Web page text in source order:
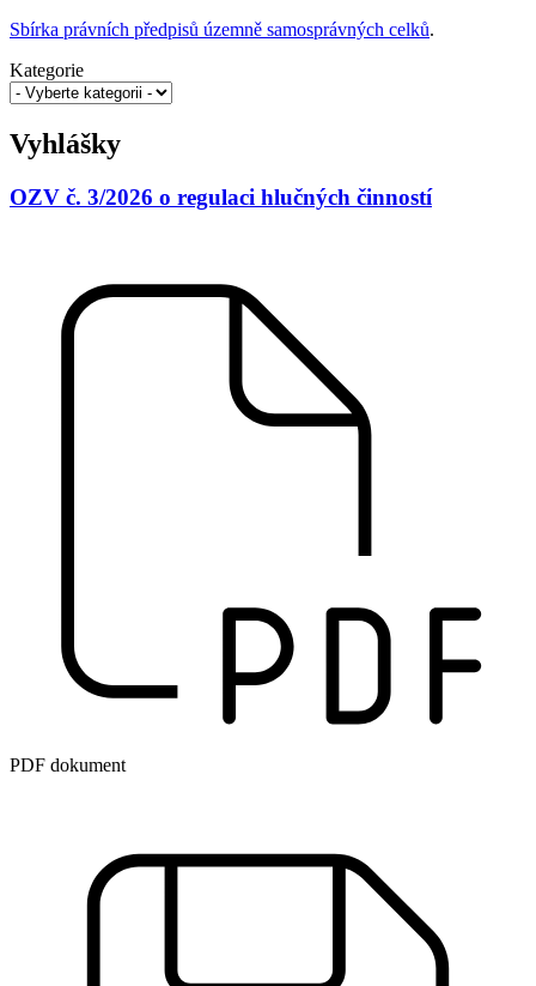
Sbírka právních předpisů územně samosprávných celků.
Kategorie
Vyhlášky
OZV č. 3/2026 o regulaci hlučných činností
PDF dokument